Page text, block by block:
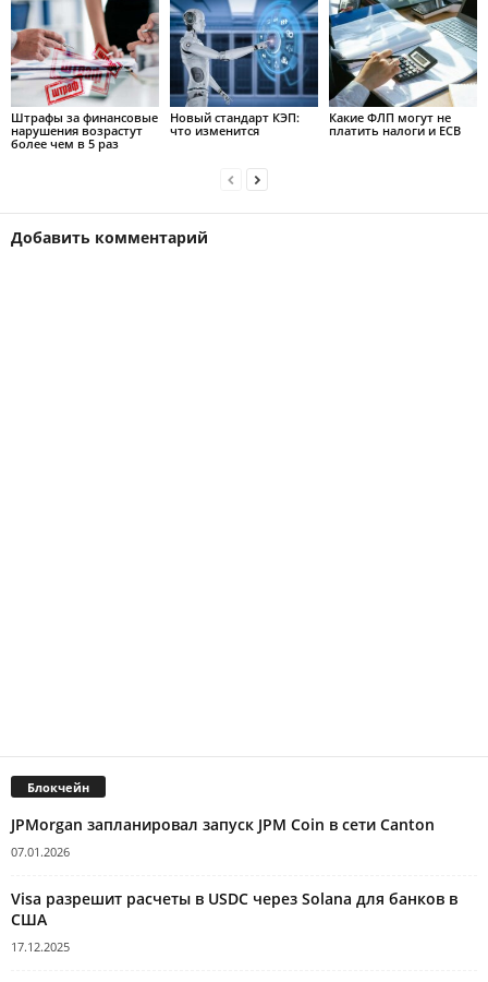
Штрафы за финансовые
нарушения возрастут
более чем в 5 раз
Новый стандарт КЭП:
что изменится
Какие ФЛП могут не
платить налоги и ЕСВ
Добавить комментарий
Блокчейн
JPMorgan запланировал запуск JPM Coin в сети Canton
07.01.2026
Visa разрешит расчеты в USDC через Solana для банков в
США
17.12.2025